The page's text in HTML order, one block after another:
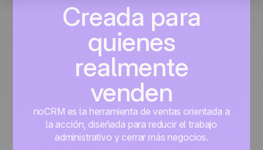
Creada para
quienes
realmente
venden
noCRM es la herramienta de ventas orientada a
la acción, diseñada para reducir el trabajo
administrativo y cerrar más negocios.